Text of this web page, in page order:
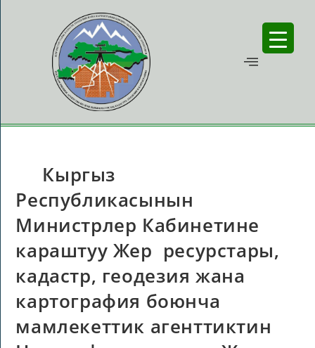
Кыргыз
Республикасынын
Министрлер Кабинетине
караштуу Жер ресурстары,
кадастр, геодезия жана
картография боюнча
мамлекеттик агенттиктин